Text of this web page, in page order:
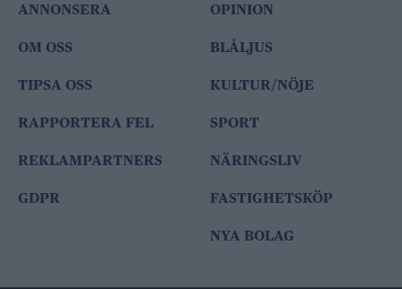
ANNONSERA
OM OSS
TIPSA OSS
RAPPORTERA FEL
REKLAMPARTNERS
GDPR
OPINION
BLÅLJUS
KULTUR/NÖJE
SPORT
NÄRINGSLIV
FASTIGHETSKÖP
NYA BOLAG